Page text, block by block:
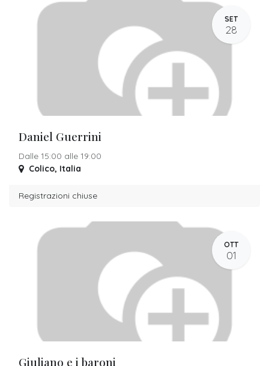
SET
28
Daniel Guerrini
Dalle 15:00 alle 19:00
Colico, Italia
Registrazioni chiuse
OTT
01
Giuliano e i baroni